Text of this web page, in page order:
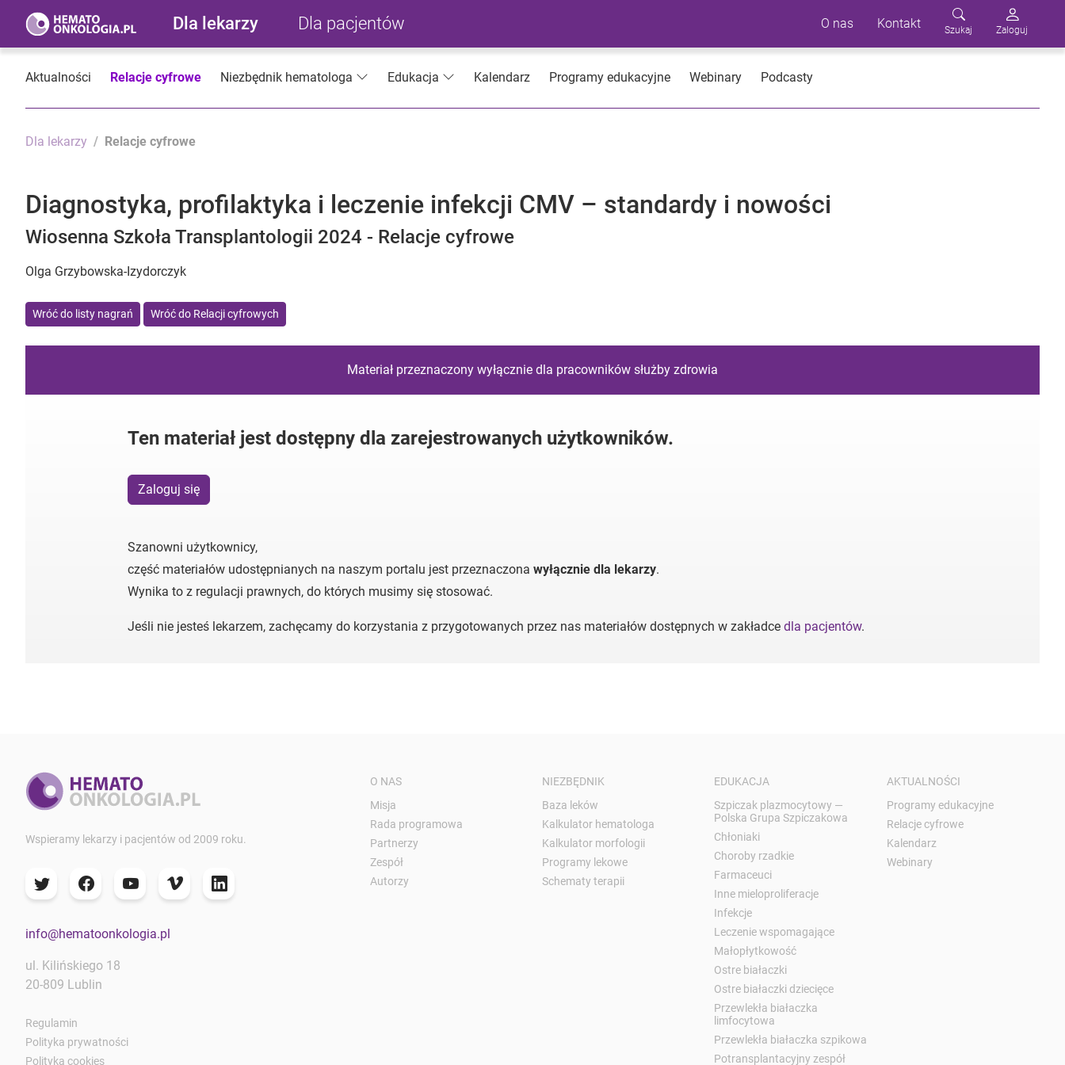
Dla lekarzy Dla pacjentów O nas Kontakt Szukaj Zaloguj
Aktualności Relacje cyfrowe Niezbędnik hematologa Edukacja Kalendarz Programy edukacyjne Webinary Podcasty
Dla lekarzy Relacje cyfrowe
Diagnostyka, profilaktyka i leczenie infekcji CMV – standardy i nowości
Wiosenna Szkoła Transplantologii 2024 - Relacje cyfrowe
Olga Grzybowska-Izydorczyk
Wróć do listy nagrań Wróć do Relacji cyfrowych
Materiał przeznaczony wyłącznie dla pracowników służby zdrowia
Ten materiał jest dostępny dla zarejestrowanych użytkowników.
Zaloguj się
Szanowni użytkownicy,
część materiałów udostępnianych na naszym portalu jest przeznaczona wyłącznie dla lekarzy.
Wynika to z regulacji prawnych, do których musimy się stosować.
Jeśli nie jesteś lekarzem, zachęcamy do korzystania z przygotowanych przez nas materiałów dostępnych w zakładce dla pacjentów.
Wspieramy lekarzy i pacjentów od 2009 roku.
info@hematoonkologia.pl
ul. Kilińskiego 18
20-809 Lublin
Regulamin
Polityka prywatności
Polityka cookies
O NAS
Misja
Rada programowa
Partnerzy
Zespół
Autorzy
NIEZBĘDNIK
Baza leków
Kalkulator hematologa
Kalkulator morfologii
Programy lekowe
Schematy terapii
EDUKACJA
Szpiczak plazmocytowy —
Polska Grupa Szpiczakowa
Chłoniaki
Choroby rzadkie
Farmaceuci
Inne mieloproliferacje
Infekcje
Leczenie wspomagające
Małopłytkowość
Ostre białaczki
Ostre białaczki dziecięce
Przewlekła białaczka
limfocytowa
Przewlekła białaczka szpikowa
Potransplantacyjny zespół
AKTUALNOŚCI
Programy edukacyjne
Relacje cyfrowe
Kalendarz
Webinary